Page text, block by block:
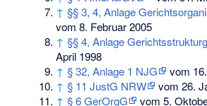
↑ §§ 3, 4, Anlage
vom 8. Februar 2005
↑ §§ 4, Anlage
April 1998
↑ § 32, Anlage 1 NJG
vom
↑ § 11 JustG NRW
vom 26.
↑ § 6 GerOrgG
vom 5.